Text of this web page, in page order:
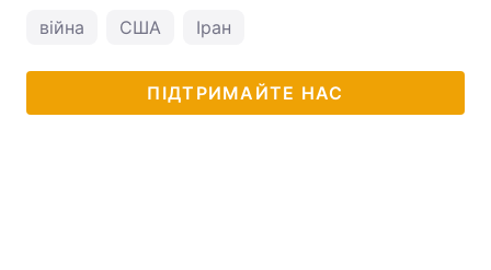
війна США Іран
ПІДТРИМАЙТЕ НАС